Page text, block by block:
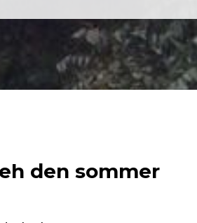
den sommer